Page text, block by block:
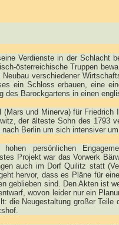
Verdienste in der Schlacht
österreichische Truppen
verschiedener
ein Schloss erbauen, eine
des Barockgartens in einen
und Minerva) für
der älteste Sohn des 1793
Berlin um sich intensiver
persönlichen
Projekt war das Vorwerk
auch im Dorf Quilitz statt
hervor, dass es Pläne für
geblieben sind. Den Akten ist
wovon leider nur ein
Neugestaltung großer Teile